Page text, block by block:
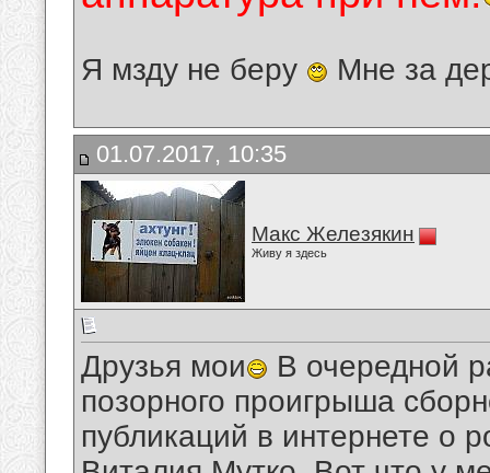
Я мзду не беру Мне за
01.07.2017, 10:35
Макс Железякин
Живу я здесь
Друзья мои
В очередной
позорного проигрыша
публикаций в интернете о